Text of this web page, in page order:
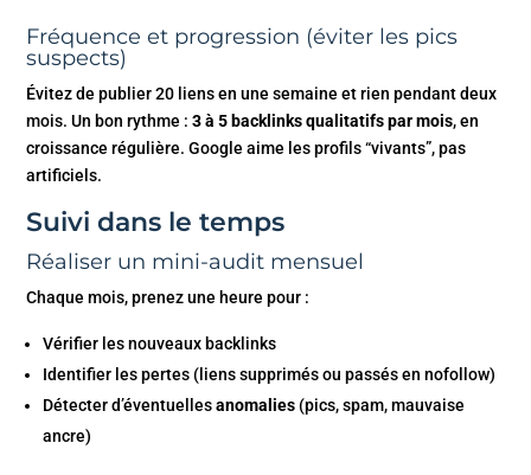
Fréquence et progression (éviter les pics
suspects)
Évitez de publier 20 liens en une semaine et rien pendant deux
mois. Un bon rythme :3 à 5 backlinks qualitatifs par mois, en
croissance régulière. Google aime les profils “vivants”, pas
artificiels.
Suivi dans le temps
Réaliser un mini-audit mensuel
Chaque mois, prenez une heure pour :
Vérifier les nouveaux backlinks
Identifier les pertes (liens supprimés ou passés en nofollow)
Détecter d’éventuellesanomalies(pics, spam, mauvaise
ancre)